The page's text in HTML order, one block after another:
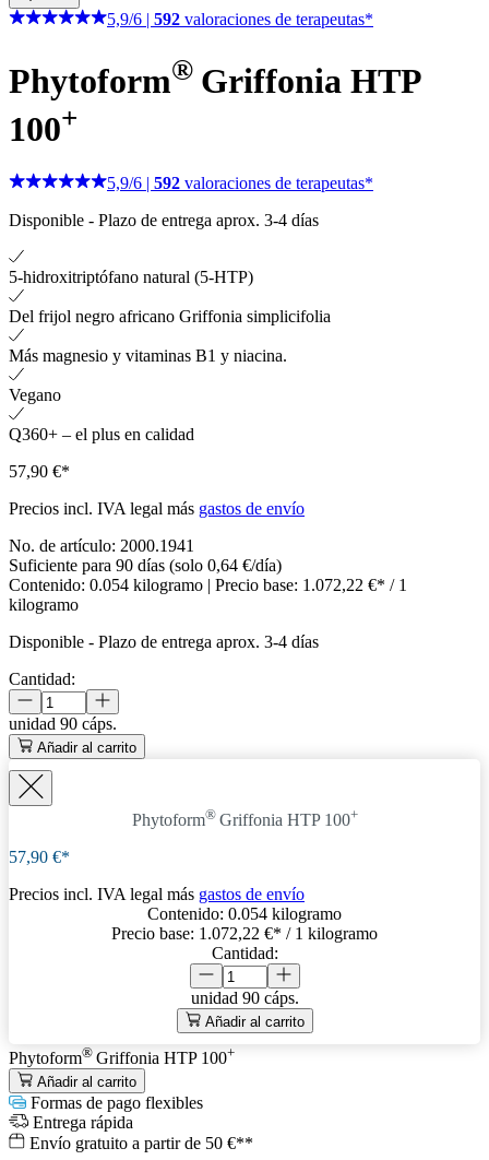
5,9/6 592 valoraciones de terapeutas*
Phytoform® Griffonia HTP
100+
5,9/6 | 592 valoraciones de terapeutas*
Disponible - Plazo de entrega aprox. 3-4 días
5-hidroxitriptófano natural (5-HTP)
Del frijol negro africano Griffonia simplicifolia
Más magnesio y vitaminas B1 y niacina.
Vegano
Q360+ – el plus en calidad
57,90 €*
Precios incl. IVA legal más gastos de envío
No. de artículo: 2000.1941
Suficiente para 90 días (solo 0,64 €/día)
Contenido: 0.054 kilogramo | Precio base: 1.072,22 €* / 1
kilogramo
Disponible - Plazo de entrega aprox. 3-4 días
Cantidad:
unidad 90 cáps.
Añadir al carrito
Phytoform® Griffonia HTP 100+
57,90 €*
Precios incl. IVA legal más gastos de envío
Contenido: 0.054 kilogramo
Precio base: 1.072,22 €* / 1 kilogramo
Cantidad:
unidad 90 cáps.
Añadir al carrito
Phytoform® Griffonia HTP 100+
Añadir al carrito
Formas de pago flexibles
Entrega rápida
Envío gratuito a partir de 50 €**